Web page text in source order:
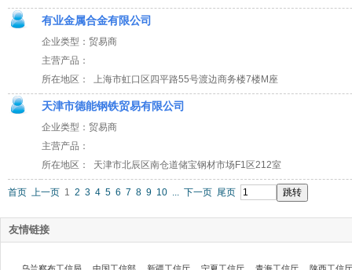
有业金属合金有限公司
企业类型：贸易商
主营产品：
所在地区： 上海市虹口区四平路55号渡边商务楼7楼M座
天津市德能钢铁贸易有限公司
企业类型：贸易商
主营产品：
所在地区： 天津市北辰区南仓道储宝钢材市场F1区212室
首页 上一页 1 2 3 4 5 6 7 8 9 10 ... 下一页 尾页
友情链接